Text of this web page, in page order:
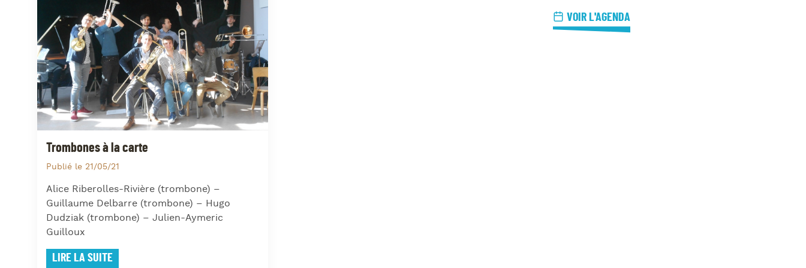
Les Midis-Jazz
Trombones à la carte
Publié le 21/05/21
Alice Riberolles-Rivière (trombone) –
Guillaume Delbarre (trombone) – Hugo
Dudziak (trombone) – Julien-Aymeric
Guilloux
LIRE LA SUITE
VOIR L'AGENDA